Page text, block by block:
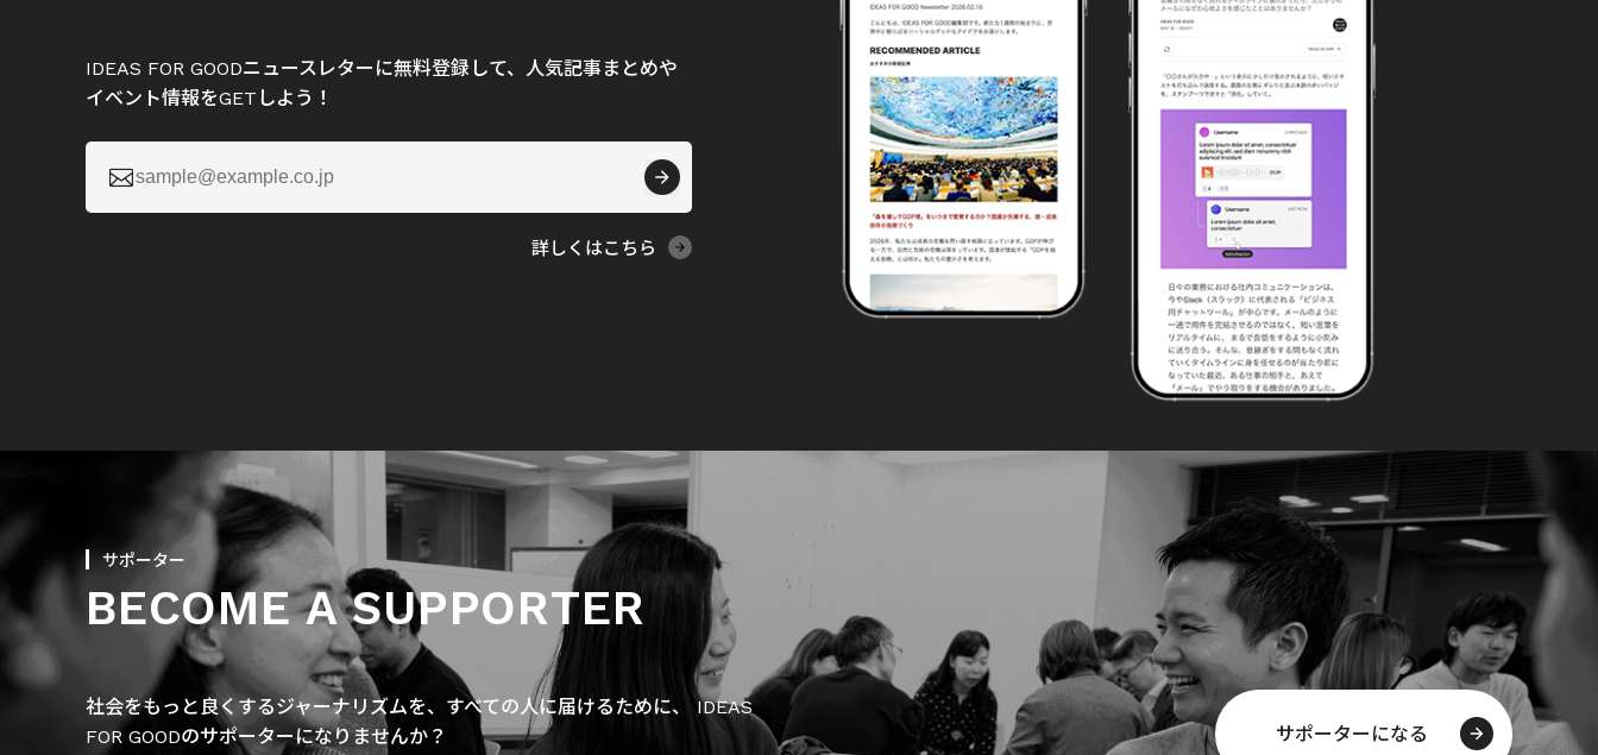
IDEAS FOR GOODニュースレターに無料登録して、人気記事まとめや
イベント情報をGETしよう！

詳しくはこちら
サポーター
BECOME A SUPPORTER
社会をもっと良くするジャーナリズムを、すべての人に届けるために、 IDEAS
FOR GOODのサポーターになりませんか？
サポーターになる